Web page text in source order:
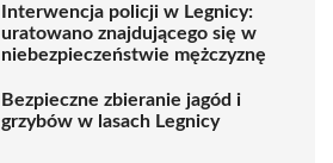
Interwencja policji w Legnicy:
uratowano znajdującego się w
niebezpieczeństwie mężczyznę
Bezpieczne zbieranie jagód i
grzybów w lasach Legnicy